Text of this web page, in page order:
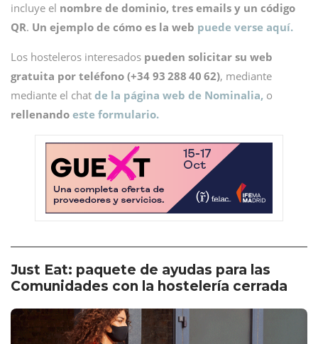
incluye el nombre de dominio, tres emails y un código
QR. Un ejemplo de cómo es la web puede verse aquí.
Los hosteleros interesados pueden solicitar su web
gratuita por teléfono (+34 93 288 40 62), mediante
mediante el chat de la página web de Nominalia, o
rellenando este formulario.
Just Eat: paquete de ayudas para las
Comunidades con la hostelería cerrada